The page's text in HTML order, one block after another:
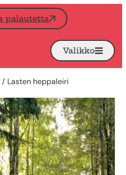
palautetta
Avaa
Valikko
Lasten heppaleiri